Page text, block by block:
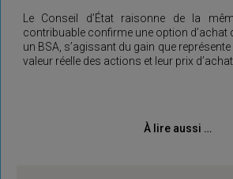
Le Conseil d’État raisonne de la
contribuable confirme une option d’achat
un BSA, s’agissant du gain que
valeur réelle des actions et leur prix d’achat.
À lire aussi …